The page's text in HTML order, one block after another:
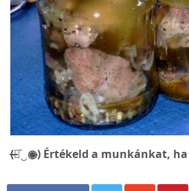
(̶◉͛‿◉̶) Értékeld a munkánkat,